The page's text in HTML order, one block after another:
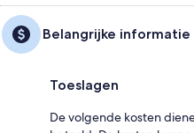
Belangrijke informatie
Toeslagen
De volgende kosten